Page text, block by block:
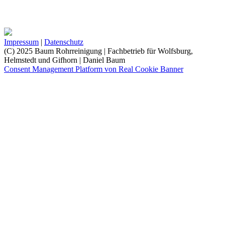
Impressum | Datenschutz
(C) 2025 Baum Rohrreinigung | Fachbetrieb für Wolfsburg,
Helmstedt und Gifhorn | Daniel Baum
Consent Management Platform von Real Cookie Banner